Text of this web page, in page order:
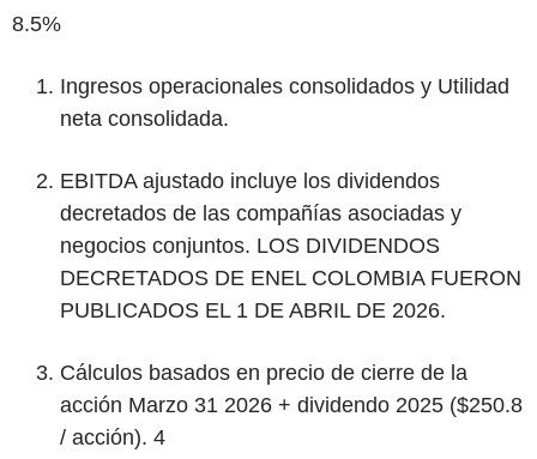
8.5%
Ingresos operacionales consolidados y Utilidad
neta consolidada.
EBITDA ajustado incluye los dividendos
decretados de las compañías asociadas y
negocios conjuntos. LOS DIVIDENDOS
DECRETADOS DE ENEL COLOMBIA FUERON
PUBLICADOS EL 1 DE ABRIL DE 2026.
Cálculos basados en precio de cierre de la
acción Marzo 31 2026 + dividendo 2025 ($250.8
/ acción). 4